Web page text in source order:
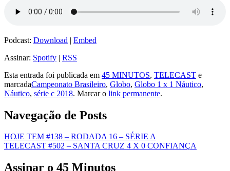
Podcast: Download | Embed
Assinar: Spotify | RSS
Esta entrada foi publicada em 45 MINUTOS, TELECAST e
marcadaCampeonato Brasileiro, Globo, Globo 1 x 1 Náutico,
Náutico, série c 2018. Marcar o link permanente.
Navegação de Posts
HOJE TEM #138 – RODADA 16 – SÉRIE A
TELECAST #502 – SANTA CRUZ 4 X 0 CONFIANÇA
Assinar o 45 Minutos